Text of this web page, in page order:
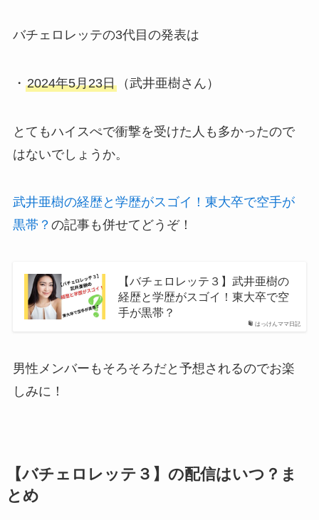
バチェロレッテの3代目の発表は
・ 2024年5月23日（武井亜樹さん）
とてもハイスぺで衝撃を受けた人も多かったので
はないでしょうか。
武井亜樹の経歴と学歴がスゴイ！東大卒で空手が
黒帯？ の記事も併せてどうぞ！
はっけんママ日記
【バチェロレッテ３】武井亜樹の
経歴と学歴がスゴイ！東大卒で空
手が黒帯？
男性メンバーもそろそろだと予想されるのでお楽
しみに！
【バチェロレッテ３】の配信はいつ？ま
とめ